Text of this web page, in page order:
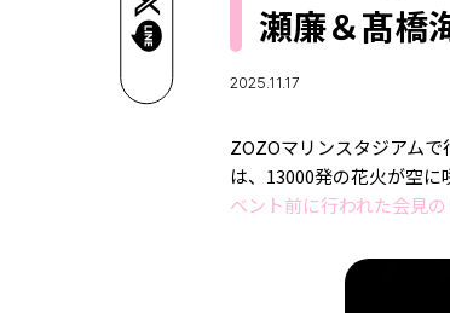
瀬廉＆髙橋
2025.11.17
ZOZOマリンスタジアム
は、13000発の花火が空
ベント前に行われた会見